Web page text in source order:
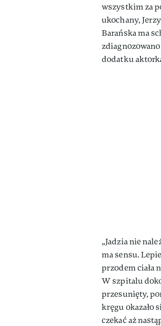
wszystkim za
ukochany,
Barańska ma
dodatku
„Jadzia nie
ma sensu.
przodem ciała
W szpitalu
przesunięty,
kręgu okazało
czekać aż